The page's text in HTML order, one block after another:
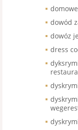
dowód
dowóz
dress